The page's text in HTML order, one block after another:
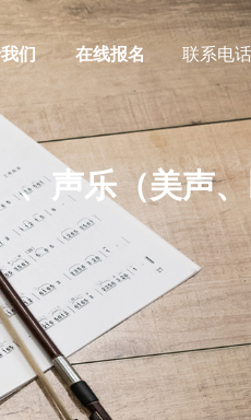
联系电
们 在线报名
乐（美声